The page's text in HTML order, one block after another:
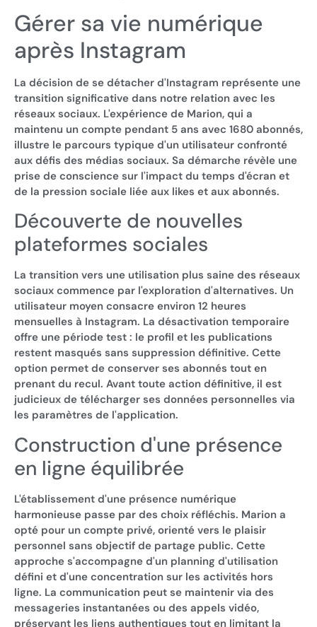
Gérer sa vie numérique
après Instagram
La décision de se détacher d'Instagram représente une
transition significative dans notre relation avec les
réseaux sociaux. L'expérience de Marion, qui a
maintenu un compte pendant 5 ans avec 1680 abonnés,
illustre le parcours typique d'un utilisateur confronté
aux défis des médias sociaux. Sa démarche révèle une
prise de conscience sur l'impact du temps d'écran et
de la pression sociale liée aux likes et aux abonnés.
Découverte de nouvelles
plateformes sociales
La transition vers une utilisation plus saine des réseaux
sociaux commence par l'exploration d'alternatives. Un
utilisateur moyen consacre environ 12 heures
mensuelles à Instagram. La désactivation temporaire
offre une période test : le profil et les publications
restent masqués sans suppression définitive. Cette
option permet de conserver ses abonnés tout en
prenant du recul. Avant toute action définitive, il est
judicieux de télécharger ses données personnelles via
les paramètres de l'application.
Construction d'une présence
en ligne équilibrée
L'établissement d'une présence numérique
harmonieuse passe par des choix réfléchis. Marion a
opté pour un compte privé, orienté vers le plaisir
personnel sans objectif de partage public. Cette
approche s'accompagne d'un planning d'utilisation
défini et d'une concentration sur les activités hors
ligne. La communication peut se maintenir via des
messageries instantanées ou des appels vidéo,
préservant les liens authentiques tout en limitant la